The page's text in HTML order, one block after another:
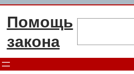
Перейти
Помощь
закона